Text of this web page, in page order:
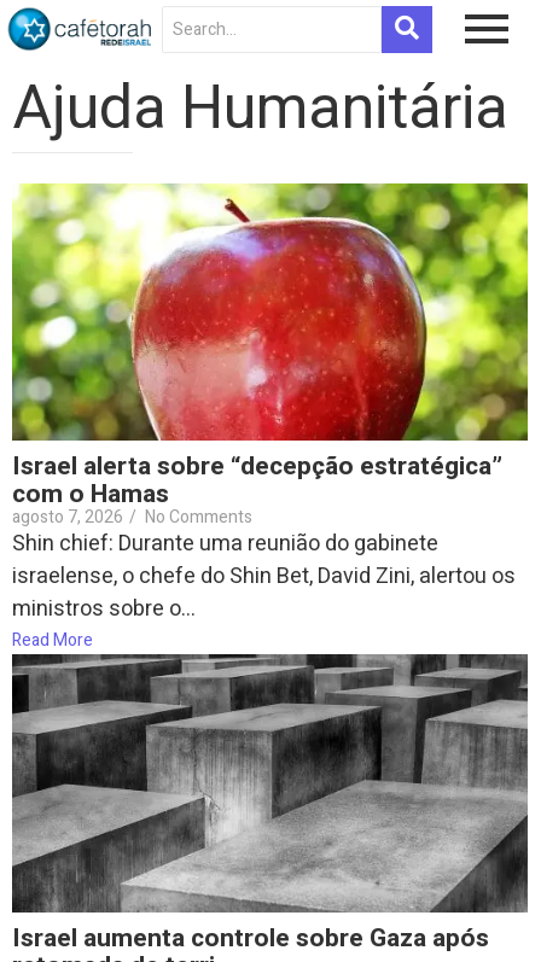
Ajuda Humanitária
Israel alerta sobre “decepção estratégica”
com o Hamas
agosto 7, 2026 / No Comments
Shin chief: Durante uma reunião do gabinete
israelense, o chefe do Shin Bet, David Zini, alertou os
ministros sobre o...
Read More
Israel aumenta controle sobre Gaza após